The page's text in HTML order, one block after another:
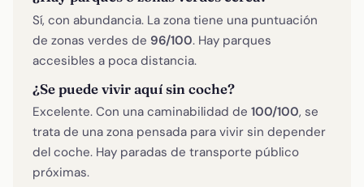
Sí, con abundancia. La zona tiene una puntuación
de zonas verdes de 96/100. Hay parques
accesibles a poca distancia.
¿Se puede vivir aquí sin coche?
Excelente. Con una caminabilidad de 100/100, se
trata de una zona pensada para vivir sin depender
del coche. Hay paradas de transporte público
próximas.